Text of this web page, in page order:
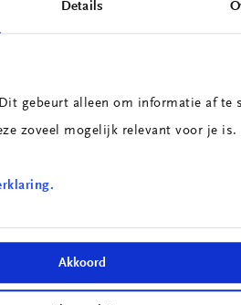
Details
gebeurt alleen om informatie af te
zoveel mogelijk relevant voor je is.
Akkoord